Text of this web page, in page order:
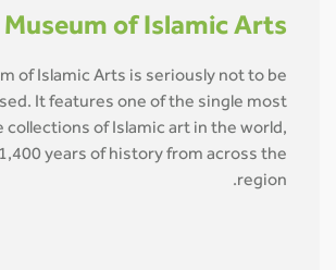
Museum of Islamic Arts
of Islamic Arts is seriously not to be
It features one of the single most
collections of Islamic art in the world,
1,400 years of history from across the
region.